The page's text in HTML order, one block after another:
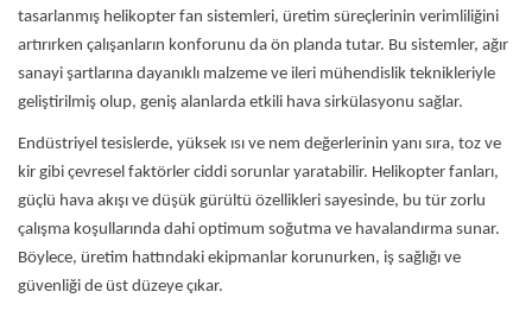
tasarlanmış helikopter fan sistemleri, üretim süreçlerinin verimliliğini
artırırken çalışanların konforunu da ön planda tutar. Bu sistemler, ağır
sanayi şartlarına dayanıklı malzeme ve ileri mühendislik teknikleriyle
geliştirilmiş olup, geniş alanlarda etkili hava sirkülasyonu sağlar.
Endüstriyel tesislerde, yüksek ısı ve nem değerlerinin yanı sıra, toz ve
kir gibi çevresel faktörler ciddi sorunlar yaratabilir. Helikopter fanları,
güçlü hava akışı ve düşük gürültü özellikleri sayesinde, bu tür zorlu
çalışma koşullarında dahi optimum soğutma ve havalandırma sunar.
Böylece, üretim hattındaki ekipmanlar korunurken, iş sağlığı ve
güvenliği de üst düzeye çıkar.